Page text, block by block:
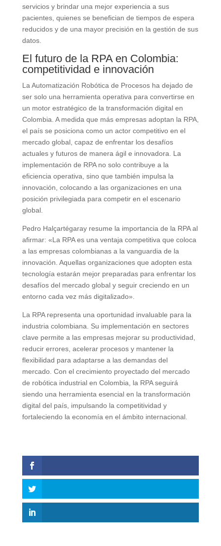
servicios y brindar una mejor experiencia a sus
pacientes, quienes se benefician de tiempos de espera
reducidos y de una mayor precisión en la gestión de sus
datos.
El futuro de la RPA en Colombia:
competitividad e innovación
La Automatización Robótica de Procesos ha dejado de
ser solo una herramienta operativa para convertirse en
un motor estratégico de la transformación digital en
Colombia. A medida que más empresas adoptan la RPA,
el país se posiciona como un actor competitivo en el
mercado global, capaz de enfrentar los desafíos
actuales y futuros de manera ágil e innovadora. La
implementación de RPA no solo contribuye a la
eficiencia operativa, sino que también impulsa la
innovación, colocando a las organizaciones en una
posición privilegiada para competir en el escenario
global.
Pedro Halçartégaray resume la importancia de la RPA al
afirmar: «La RPA es una ventaja competitiva que coloca
a las empresas colombianas a la vanguardia de la
innovación. Aquellas organizaciones que adopten esta
tecnología estarán mejor preparadas para enfrentar los
desafíos del mercado global y seguir creciendo en un
entorno cada vez más digitalizado».
La RPA representa una oportunidad invaluable para la
industria colombiana. Su implementación en sectores
clave permite a las empresas mejorar su productividad,
reducir errores, acelerar procesos y mantener la
flexibilidad para adaptarse a las demandas del
mercado. Con el crecimiento proyectado del mercado
de robótica industrial en Colombia, la RPA seguirá
siendo una herramienta esencial en la transformación
digital del país, impulsando la competitividad y
fortaleciendo la economía en el ámbito internacional.